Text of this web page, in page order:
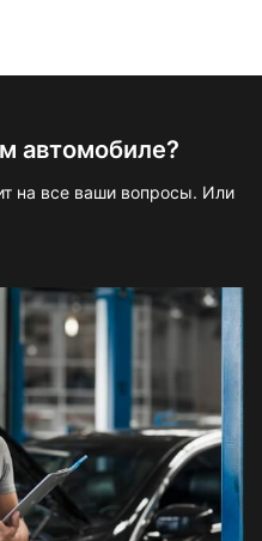
автомобиле?
на все ваши вопросы. Или